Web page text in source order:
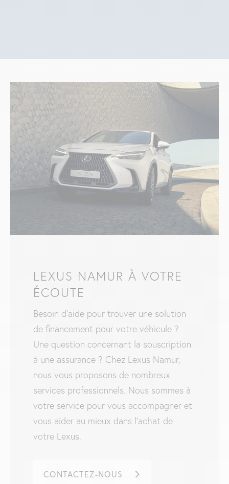
LEXUS NAMUR À VOTRE
ÉCOUTE
Besoin d’aide pour trouver une solution
de financement pour votre véhicule ?
Une question concernant la souscription
à une assurance ? Chez Lexus Namur,
nous vous proposons de nombreux
services professionnels. Nous sommes à
votre service pour vous accompagner et
vous aider au mieux dans l’achat de
votre Lexus.
CONTACTEZ-NOUS